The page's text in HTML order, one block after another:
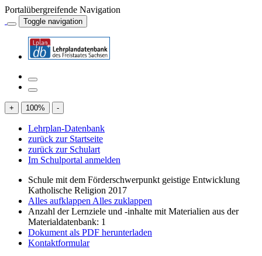
Portalübergreifende Navigation
Toggle navigation
+ 100% -
Lehrplan-Datenbank
zurück zur Startseite
zurück zur Schulart
Im Schulportal anmelden
Schule mit dem Förderschwerpunkt geistige Entwicklung
Katholische Religion 2017
Alles aufklappen Alles zuklappen
Anzahl der Lernziele und -inhalte mit Materialien aus der
Materialdatenbank: 1
Dokument als PDF herunterladen
Kontaktformular